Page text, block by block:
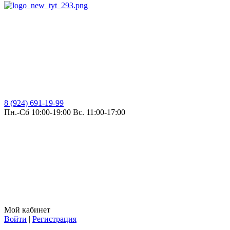
8 (924) 691-19-99
Пн.-Сб 10:00-19:00 Вс. 11:00-17:00
Мой кабинет
Войти | Регистрация